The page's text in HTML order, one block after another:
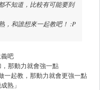
不知道，比較有可能要到
，和誰想來一起教吧！ :P
吧
那動力就會強一點
一起教，那動力就會更強一點
熟」